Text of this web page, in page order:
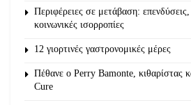
Περιφέρειες σε μετάβαση: επενδύσεις,
κοινωνικές ισορροπίες
12 γιορτινές γαστρονομικές μέρες
Πέθανε ο Perry Bamonte, κιθαρίστας
Cure